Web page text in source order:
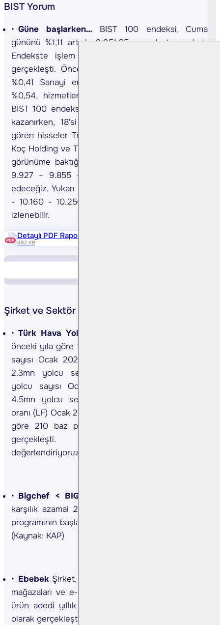
BIST Yorum
Güne başlarken… BIST 100 endeksi, Cuma
gününü %1,11 artışla 9.951,65 puanda tamamladı.
Endekste işlem hacmi 103,0 milyar TL olarak
gerçekleşti. Önceki kapanışa göre, mali endeksi
%0,41 Sanayi endeksi %1,46, teknoloji endeksi
%0,54, hizmetler endeksi %1,53 değer kazandı.
BIST 100 endeksine dahil hisselerden 81'ü değer
kazanırken, 18'si değer kaybetti. En çok işlem
gören hisseler Türk Hava Yolları, Akbank, Erdemir,
Koç Holding ve Türkiye İş Bankası (C) oldu. Teknik
görünüme baktığımızda gün içi geri çekilmelerde
9.927 – 9.855 - 9.560 puan seviyelerini takip
edeceğiz. Yukarı hareketlerde ise sırasıyla 10.000
- 10.160 - 10.250 direnç seviyeleri olarak olarak
izlenebilir.
Detaylı PDF Raporu
482 KB
Şirket ve Sektör Haberleri
Türk Hava Yolları
önceki yıla göre %8.2 artış gösterdi. Yurt içi yolcu
sayısı Ocak 2025'de y/y %4.9 artış göstererek
2.3mn yolcu seviyesine ulaşırken, uluslararası
yolcu sayısı Ocak 2025'te y/y %10.0 artarak
4.5mn yolcu seviyesine ulaştı. Toplam doluluk
oranı (LF) Ocak 2025'te geçen yılın aynı dönemine
göre 210 baz puan artarak %82.4 seviyesinde
gerçekleşti. Sonuçları
değerlendiriyoruz. (Kaynak: KAP, Bulls Yatırım)
Bigchef < BIGCH TI>
karşılık azamai 230mn TL kaynaklı pay geri alım
programının başlatılmasına karar verildiği açıklandı.
(Kaynak: KAP)
Ebebek Şirket, Ocak 2025'te Türkiye'de ebebek
mağazaları ve e-ticaret kanalından satılan toplam
ürün adedi yıllık bazda %6.3 artarak 7.3mn adet
olarak gerçekleştiğini duyurdu. (Kaynak: KAP)